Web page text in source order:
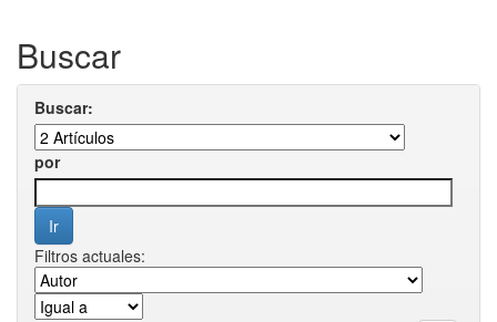
Buscar
Buscar:
por
Filtros actuales: